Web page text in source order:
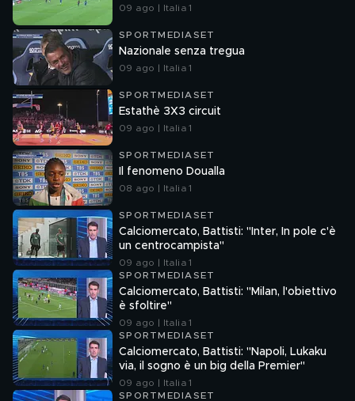
09 ago | Italia 1
SPORTMEDIASET
Nazionale senza tregua
09 ago | Italia 1
SPORTMEDIASET
Estathè 3X3 circuit
09 ago | Italia 1
SPORTMEDIASET
Il fenomeno Doualla
08 ago | Italia 1
SPORTMEDIASET
Calciomercato, Battisti: "Inter, In pole c'è
un centrocampista"
09 ago | Italia 1
SPORTMEDIASET
Calciomercato, Battisti: "Milan, l'obiettivo
è sfoltire"
09 ago | Italia 1
SPORTMEDIASET
Calciomercato, Battisti: "Napoli, Lukaku
via, il sogno è un big della Premier"
09 ago | Italia 1
SPORTMEDIASET